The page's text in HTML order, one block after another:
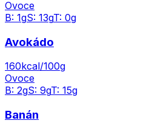
Ovoce
B: 1gS: 13gT: 0g
Avokádo
160kcal/100g
Ovoce
B: 2gS: 9gT: 15g
Banán